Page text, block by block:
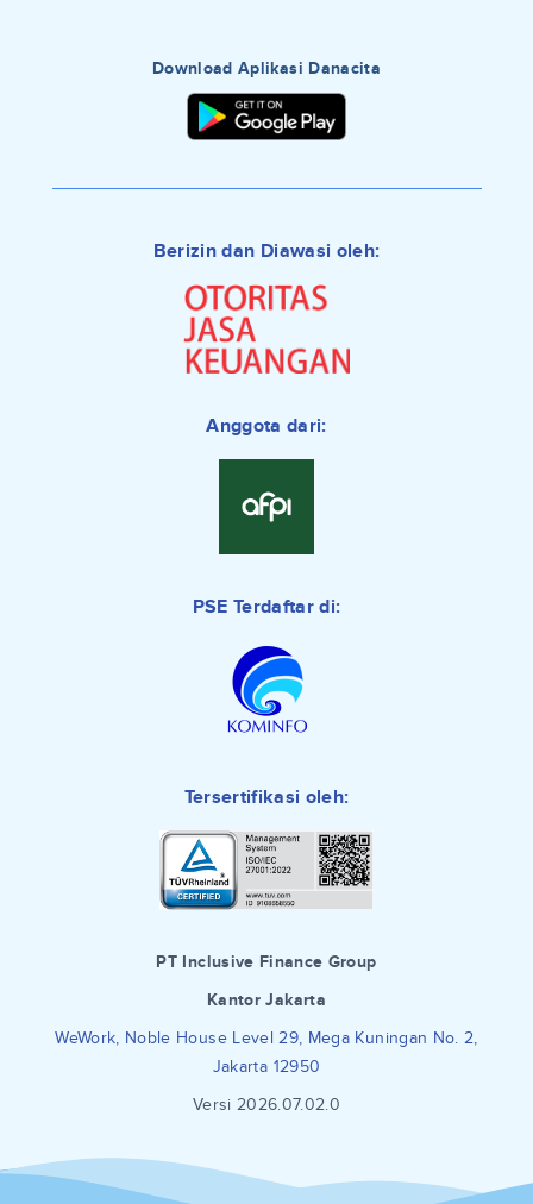
Download Aplikasi Danacita
Berizin dan Diawasi oleh:
Anggota dari:
PSE Terdaftar di:
Tersertifikasi oleh:
PT Inclusive Finance Group
Kantor Jakarta
WeWork, Noble House Level 29, Mega Kuningan No. 2,
Jakarta 12950
Versi 2026.07.02.0